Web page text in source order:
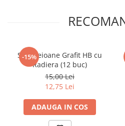
Birotica & Papetarie
Adezivi si benzi adezive
Articole Birotica
Calculator
Hartie si Accesorii
-15%
Set Creioane Grafit HB cu
Radiera (12 buc)
15,00 Lei
12,75 Lei
ADAUGA IN COS